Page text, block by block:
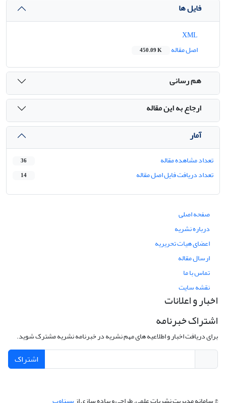
فایل ها
اصل مقاله
450.09 K
هم رسانی
ارجاع به این مقاله
آمار
تعداد مشاهده مقاله 36
تعداد دریافت فایل اصل مقاله 14
صفحه اصلی
درباره نشریه
اعضای هیات تحریریه
ارسال مقاله
تماس با ما
نقشه سایت
اخبار و اعلانات
اشتراک خبرنامه
برای دریافت اخبار و اطلاعیه های مهم نشریه در خبرنامه نشریه مشترک شوید.
اشتراک